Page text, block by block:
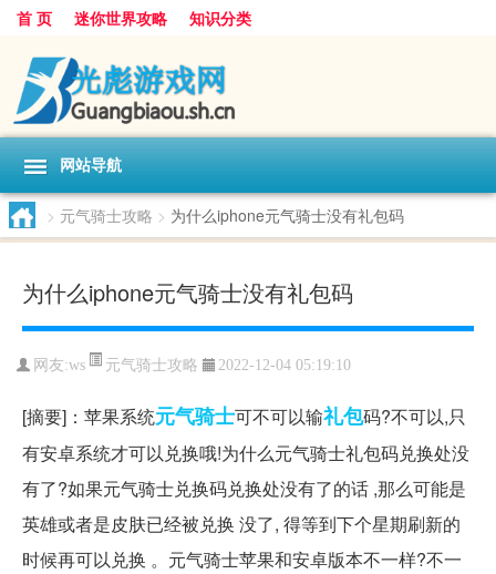
首 页 迷你世界攻略 知识分类
网站导航
> 元气骑士攻略 > 为什么iphone元气骑士没有礼包码
为什么iphone元气骑士没有礼包码
网友:ws 元气骑士攻略 2022-12-04 05:19:10
[摘要]：苹果系统元气骑士可不可以输礼包码?不可以,只
有安卓系统才可以兑换哦!为什么元气骑士礼包码兑换处没
有了?如果元气骑士兑换码兑换处没有了的话 ,那么可能是
英雄或者是皮肤已经被兑换 没了, 得等到下个星期刷新的
时候再可以兑换 。元气骑士苹果和安卓版本不一样?不一